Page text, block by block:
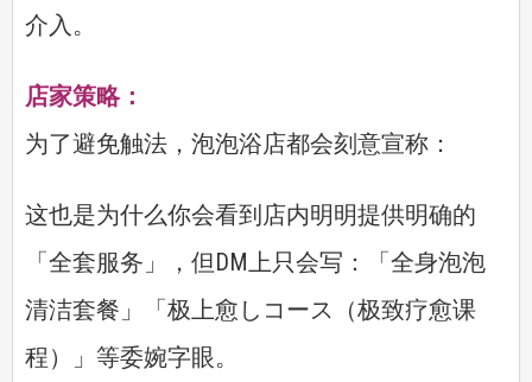
介入。
店家策略：
为了避免触法，泡泡浴店都会刻意宣称：
这也是为什么你会看到店内明明提供明确的
「全套服务」，但DM上只会写：「全身泡泡
清洁套餐」「极上愈しコース（极致疗愈课
程）」等委婉字眼。